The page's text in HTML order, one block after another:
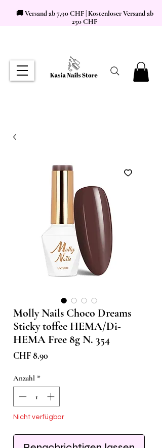
🚚 Versand ab 7,90 CHF | Kostenloser Versand ab
250 CHF
Molly Nails Choco Dreams
Sticky toffee HEMA/Di-
HEMA Free 8g N. 354
CHF 8.90
Anzahl *
Nicht verfügbar